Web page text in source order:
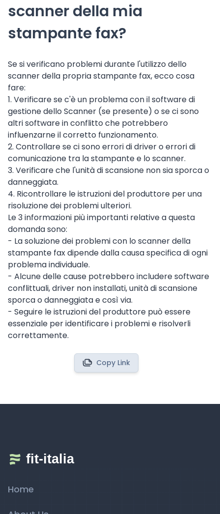
scanner della mia
stampante fax?
Se si verificano problemi durante l'utilizzo dello
scanner della propria stampante fax, ecco cosa
fare:
1. Verificare se c'è un problema con il software di
gestione dello Scanner (se presente) o se ci sono
altri software in conflitto che potrebbero
influenzarne il corretto funzionamento.
2. Controllare se ci sono errori di driver o errori di
comunicazione tra la stampante e lo scanner.
3. Verificare che l'unità di scansione non sia sporca o
danneggiata.
4. Ricontrollare le istruzioni del produttore per una
risoluzione dei problemi ulteriori.
Le 3 informazioni più importanti relative a questa
domanda sono:
- La soluzione dei problemi con lo scanner della
stampante fax dipende dalla causa specifica di ogni
problema individuale.
- Alcune delle cause potrebbero includere software
conflittuali, driver non installati, unità di scansione
sporca o danneggiata e così via.
- Seguire le istruzioni del produttore può essere
essenziale per identificare i problemi e risolverli
correttamente.
Copy Link
Home